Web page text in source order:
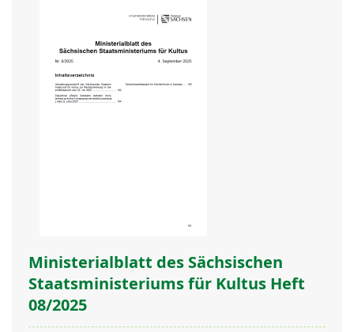
Ministerialblatt des Sächsischen
Staatsministeriums für Kultus Heft
08/2025